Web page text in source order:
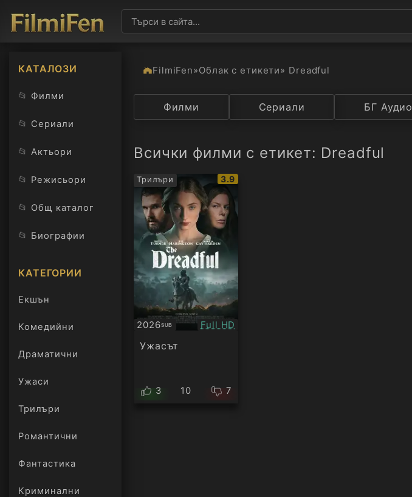
КАТАЛОЗИ
📂 Филми
📂 Сериали
📂 Актьори
📂 Режисьори
📂 Общ каталог
📂 Биографии
КАТЕГОРИИ
Екшън
Комедийни
Драматични
Ужаси
Трилъри
онлайн
Романтични
Фантастика
Криминални
FilmiFen»Облак с етикети» Dreadful
Категория Държава
Филми Сериали БГ Аудио
Всички филми с етикет: Dreadful
Трилъри
IMDb
3.9
2026SUB
Субтитри Качество:
Full HD
Ужасът
3 10 7